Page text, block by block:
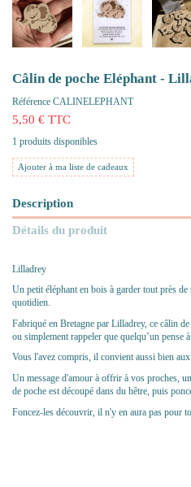
Câlin de poche Eléphant -
Référence CALINELEPHANT
5,50 € TTC
1 produits disponibles
Ajouter à ma liste de cadeaux
Description
Détails du produit
Lilladrey
Un petit éléphant en bois à garder tout près
quotidien.
Fabriqué en Bretagne par Lilladrey, ce câlin
ou simplement rappeler que quelqu’un pense
Vous l'avez compris, il convient aussi bien
Un message d'amour à offrir à vos proches,
de poche est découpé dans du hêtre, puis
Foncez-les découvrir, il n'y en aura pas pour